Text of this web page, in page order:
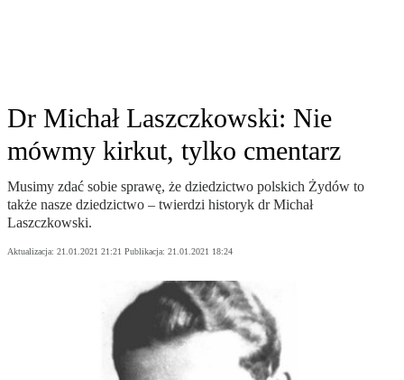
Dr Michał Laszczkowski: Nie
mówmy kirkut, tylko cmentarz
Musimy zdać sobie sprawę, że dziedzictwo polskich Żydów to
także nasze dziedzictwo – twierdzi historyk dr Michał
Laszczkowski.
Aktualizacja: 21.01.2021 21:21 Publikacja: 21.01.2021 18:24